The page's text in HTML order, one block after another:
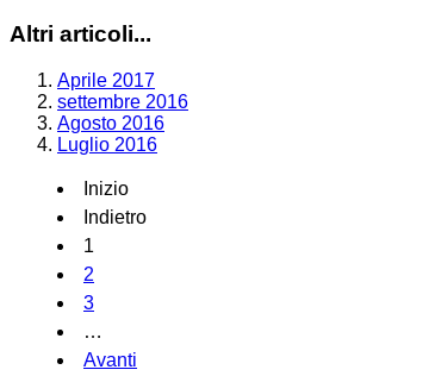
Altri articoli...
Aprile 2017
settembre 2016
Agosto 2016
Luglio 2016
Inizio
Indietro
1
2
3
…
Avanti